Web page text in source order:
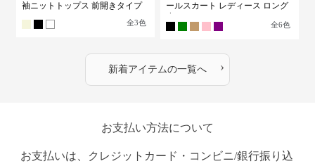
袖ニットトップス 前開きタイプ
全3色
ールスカート レディース ロング
全6色
新着アイテムの一覧へ ›
お支払い方法について
お支払いは、クレジットカード・コンビニ/銀行振り込